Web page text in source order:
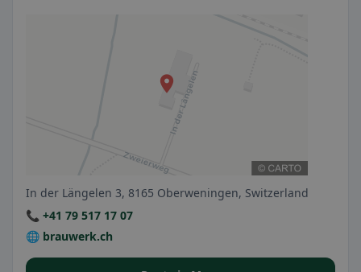
In der Längelen 3, 8165 Oberweningen, Switzerland
📞 +41 79 517 17 07
🌐 brauwerk.ch